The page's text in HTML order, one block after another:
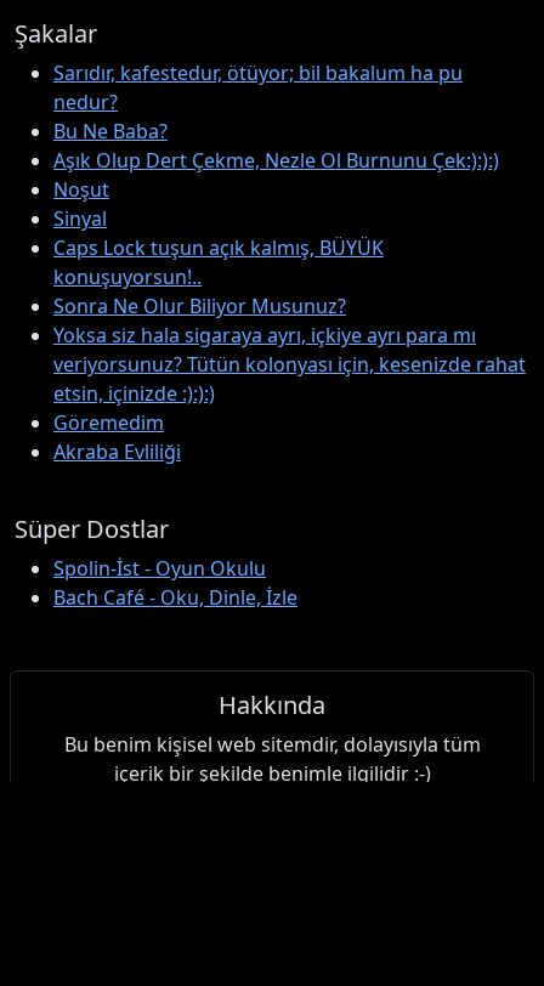
Şakalar
Sarıdır, kafestedur, ötüyor; bil bakalum ha pu
nedur?
Bu Ne Baba?
Aşık Olup Dert Çekme, Nezle Ol Burnunu Çek:):):)
Noşut
Sinyal
Caps Lock tuşun açık kalmış, BÜYÜK
konuşuyorsun!..
Sonra Ne Olur Biliyor Musunuz?
Yoksa siz hala sigaraya ayrı, içkiye ayrı para mı
veriyorsunuz? Tütün kolonyası için, kesenizde rahat
etsin, içinizde :):):)
Göremedim
Akraba Evliliği
Süper Dostlar
Spolin-İst - Oyun Okulu
Bach Café - Oku, Dinle, İzle
Hakkında
Bu benim kişisel web sitemdir, dolayısıyla tüm
içerik bir şekilde benimle ilgilidir :-)